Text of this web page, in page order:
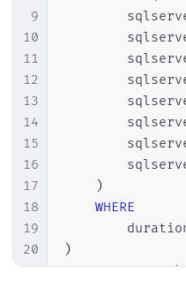
9
10
11
12
13
14
15
16
17
18
19
20
21
)
WHERE
)
ADD TARGET